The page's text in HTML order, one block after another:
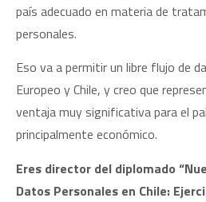
país adecuado en materia de
personales.
Eso va a permitir un libre flujo de
Europeo y Chile, y creo que
ventaja muy significativa para el
principalmente económico.
Eres director del diplomado
Datos Personales en Chile: